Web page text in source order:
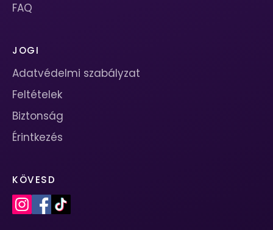
FAQ
JOGI
Adatvédelmi szabályzat
Feltételek
Biztonság
Érintkezés
KÖVESD